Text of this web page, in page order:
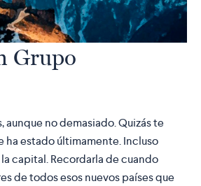
Grupo
aunque no demasiado. Quizás te
ha estado últimamente. Incluso
capital. Recordarla de cuando
de todos esos nuevos países que